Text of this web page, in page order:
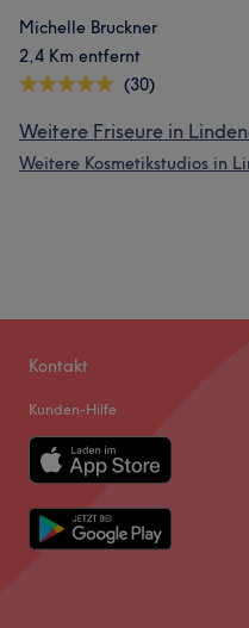
Michelle Bruckner
2,4 Km entfernt
(30)
Weitere Friseure in
Weitere Kosmetikstudios in
Kontakt
Kunden-Hilfe